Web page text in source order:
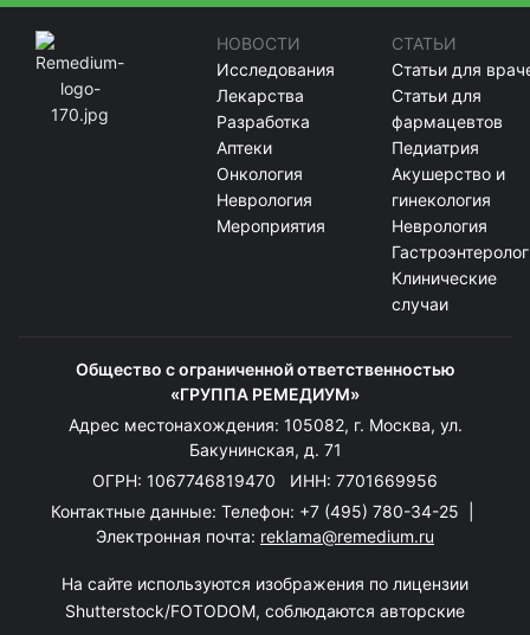
НОВОСТИ
Исследования
Лекарства
Разработка
Аптеки
Онкология
Неврология
Мероприятия
СТАТЬИ
Статьи для
Статьи для
фармацевтов
Педиатрия
Акушерство и
гинекология
Неврология
Клинические
случаи
Общество с ограниченной ответственностью
«ГРУППА РЕМЕДИУМ»
Адрес местонахождения: 105082, г. Москва, ул.
Бакунинская, д. 71
ОГРН: 1067746819470 ИНН: 7701669956
Контактные данные: Телефон: +7 (495) 780-34-25
Электронная почта: reklama@remedium.ru
На сайте используются изображения по лицензии
Shutterstock/FOTODOM, соблюдаются авторские